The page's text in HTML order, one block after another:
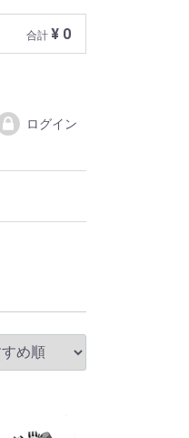
合計 ¥ 0
ログイン